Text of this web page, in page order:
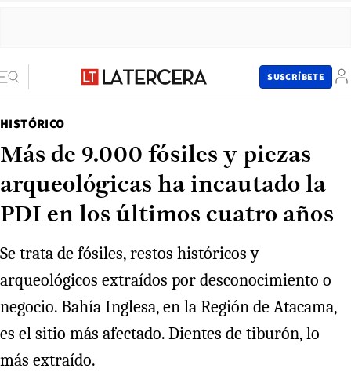
SUSCRÍBETE
HISTÓRICO
Más de 9.000 fósiles y piezas
arqueológicas ha incautado la
PDI en los últimos cuatro años
Se trata de fósiles, restos históricos y
arqueológicos extraídos por desconocimiento o
negocio. Bahía Inglesa, en la Región de Atacama,
es el sitio más afectado. Dientes de tiburón, lo
más extraído.